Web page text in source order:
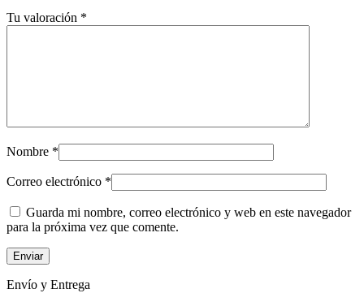
Tu valoración *
Nombre *
Correo electrónico *
Guarda mi nombre, correo electrónico y web en este navegador
para la próxima vez que comente.
Envío y Entrega